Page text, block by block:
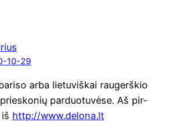
10-29
arba lie­tu­viš­kai rau­gerš­kio
par­duo­tu­vė­se. Aš pir­
http://www.delona.lt